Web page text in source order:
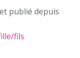
publié depuis